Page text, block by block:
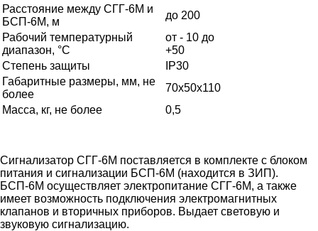
Расстояние между СГГ-6М и
БСП-6М, м
до 200
Рабочий температурный
диапазон, °С
от - 10 до
+50
Степень защиты
IP30
Габаритные размеры, мм, не
более
70х50х110
Масса, кг, не более
0,5
Сигнализатор СГГ-6М поставляется в комплекте с блоком
питания и сигнализации БСП-6М (находится в ЗИП).
БСП-6М осуществляет электропитание СГГ-6М, а также
имеет возможность подключения электромагнитных
клапанов и вторичных приборов. Выдает световую и
звуковую сигнализацию.